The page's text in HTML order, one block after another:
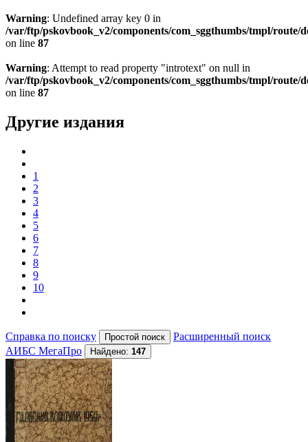
Warning: Undefined array key 0 in
/var/ftp/pskovbook_v2/components/com_sggthumbs/tmpl/route/
on line 87
Warning: Attempt to read property "introtext" on null in
/var/ftp/pskovbook_v2/components/com_sggthumbs/tmpl/route/
on line 87
Другие издания
1
2
3
4
5
6
7
8
9
10
Справка по поиску
Расширенный поиск
АИБС МегаПро
Найдено: 147